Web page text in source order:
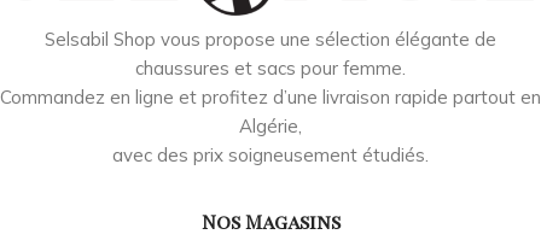
Selsabil Shop vous propose une sélection élégante de
chaussures et sacs pour femme.
Commandez en ligne et profitez d’une livraison rapide partout en
Algérie,
avec des prix soigneusement étudiés.
Nos Magasins